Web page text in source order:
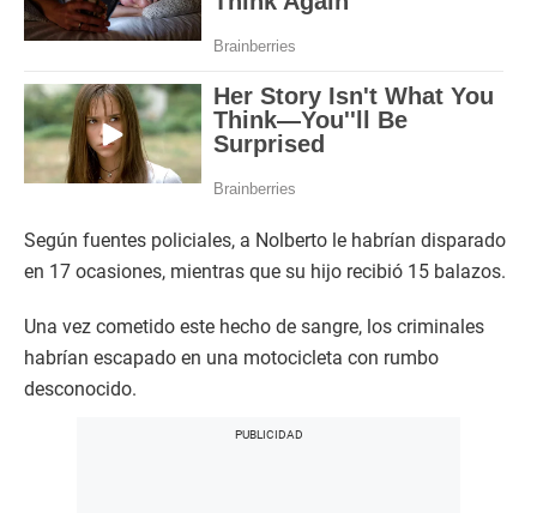
Según fuentes policiales, a Nolberto le habrían disparado
en 17 ocasiones, mientras que su hijo recibió 15 balazos.
Una vez cometido este hecho de sangre, los criminales
habrían escapado en una motocicleta con rumbo
desconocido.